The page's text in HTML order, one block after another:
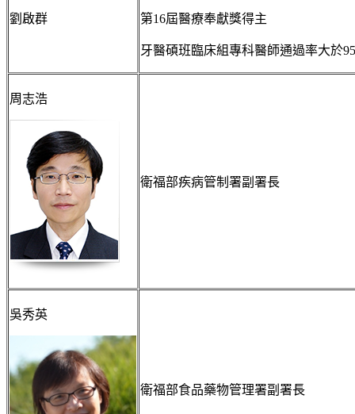
劉啟群 第16屆醫療奉獻獎得主
牙醫碩班臨床組專科醫師通過率大於
周志浩
衛福部疾病管制署副署長
吳秀英
衛福部食品藥物管理署副署長